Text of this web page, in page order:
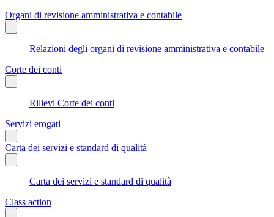
Organi di revisione amministrativa e contabile
Relazioni degli organi di revisione amministrativa e contabile
Corte dei conti
Rilievi Corte dei conti
Servizi erogati
Carta dei servizi e standard di qualità
Carta dei servizi e standard di qualità
Class action